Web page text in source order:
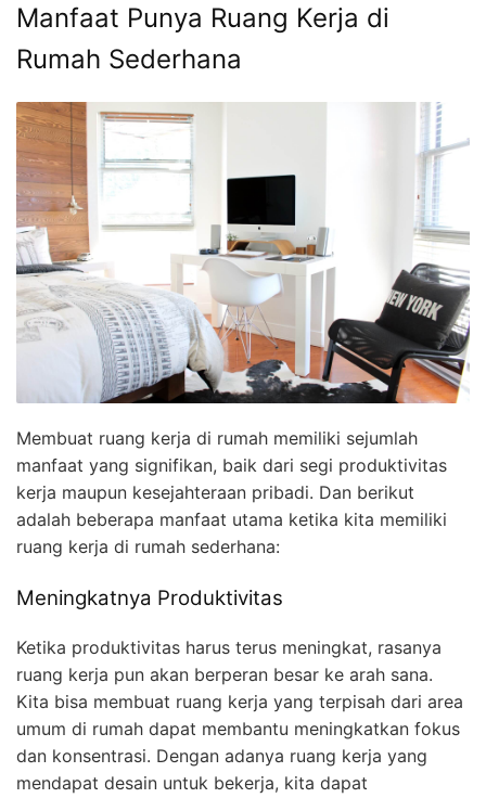
Manfaat Punya Ruang Kerja di
Rumah Sederhana
Membuat ruang kerja di rumah memiliki sejumlah
manfaat yang signifikan, baik dari segi produktivitas
kerja maupun kesejahteraan pribadi. Dan berikut
adalah beberapa manfaat utama ketika kita memiliki
ruang kerja di rumah sederhana:
Meningkatnya Produktivitas
Ketika produktivitas harus terus meningkat, rasanya
ruang kerja pun akan berperan besar ke arah sana.
Kita bisa membuat ruang kerja yang terpisah dari area
umum di rumah dapat membantu meningkatkan fokus
dan konsentrasi. Dengan adanya ruang kerja yang
mendapat desain untuk bekerja, kita dapat